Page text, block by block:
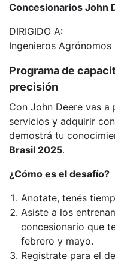
Concesionarios John
DIRIGIDO A:
Ingenieros Agrónomos
Programa de
precisión
Con John Deere vas
servicios y adquirir
demostrá tu
Brasil 2025.
¿Cómo es el desafío?
Anotate, tenés
Asiste a los
concesionario que
febrero y mayo.
Registrate para el